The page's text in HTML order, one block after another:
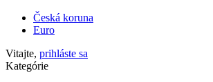
Česká koruna
Euro
Vitajte, prihláste sa
Kategórie